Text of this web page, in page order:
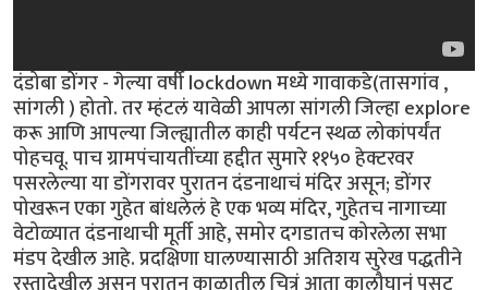
दंडोबा डोंगर - गेल्या वर्षी lockdown मध्ये गावाकडे(तासगांव ,
सांगली ) होतो. तर म्हंटलं यावेळी आपला सांगली जिल्हा explore
करू आणि आपल्या जिल्ह्यातील काही पर्यटन स्थळ लोकांपर्यंत
पोहचवू. पाच ग्रामपंचायतींच्या हद्दीत सुमारे ११५० हेक्टरवर
पसरलेल्या या डोंगरावर पुरातन दंडनाथाचं मंदिर असून; डोंगर
पोखरून एका गुहेत बांधलेलं हे एक भव्य मंदिर, गुहेतच नागाच्या
वेटोळ्यात दंडनाथाची मूर्ती आहे, समोर दगडातच कोरलेला सभा
मंडप देखील आहे. प्रदक्षिणा घालण्यासाठी अतिशय सुरेख पद्धतीने